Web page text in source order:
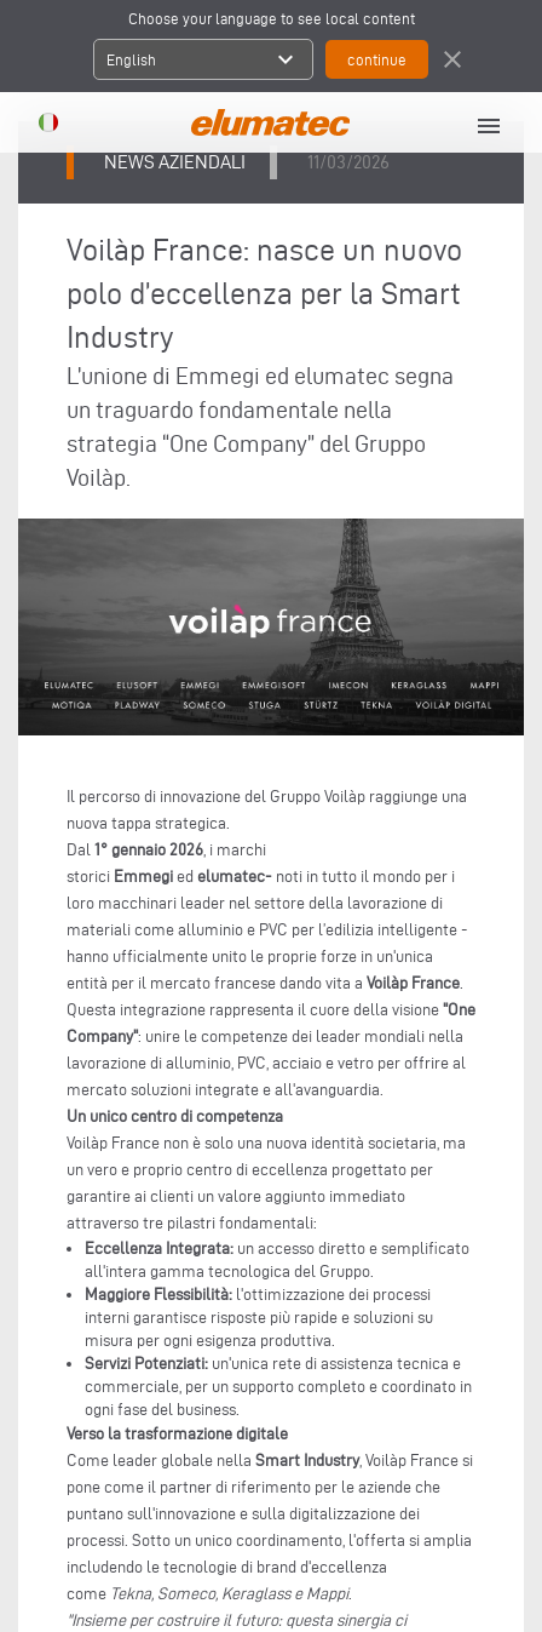
Choose your language to see local content
English expand_more close
menu
NEWS AZIENDALI 11/03/2026
Voilàp France: nasce un nuovo
polo d’eccellenza per la Smart
Industry
L’unione di Emmegi ed elumatec segna
un traguardo fondamentale nella
strategia “One Company” del Gruppo
Voilàp.
Il percorso di innovazione del Gruppo Voilàp raggiunge una
nuova tappa strategica.
Dal 1° gennaio 2026, i marchi
storici Emmegi ed elumatec- noti in tutto il mondo per i
loro macchinari leader nel settore della lavorazione di
materiali come alluminio e PVC per l’edilizia intelligente -
hanno ufficialmente unito le proprie forze in un'unica
entità per il mercato francese dando vita a Voilàp France.
Questa integrazione rappresenta il cuore della visione "One
Company": unire le competenze dei leader mondiali nella
lavorazione di alluminio, PVC, acciaio e vetro per offrire al
mercato soluzioni integrate e all'avanguardia.
Un unico centro di competenza
Voilàp France non è solo una nuova identità societaria, ma
un vero e proprio centro di eccellenza progettato per
garantire ai clienti un valore aggiunto immediato
attraverso tre pilastri fondamentali:
Eccellenza Integrata: un accesso diretto e semplificato
all'intera gamma tecnologica del Gruppo.
Maggiore Flessibilità: l'ottimizzazione dei processi
interni garantisce risposte più rapide e soluzioni su
misura per ogni esigenza produttiva.
Servizi Potenziati: un'unica rete di assistenza tecnica e
commerciale, per un supporto completo e coordinato in
ogni fase del business.
Verso la trasformazione digitale
Come leader globale nella Smart Industry, Voilàp France si
pone come il partner di riferimento per le aziende che
puntano sull'innovazione e sulla digitalizzazione dei
processi. Sotto un unico coordinamento, l'offerta si amplia
includendo le tecnologie di brand d'eccellenza
come Tekna, Someco, Keraglass e Mappi.
"Insieme per costruire il futuro: questa sinergia ci